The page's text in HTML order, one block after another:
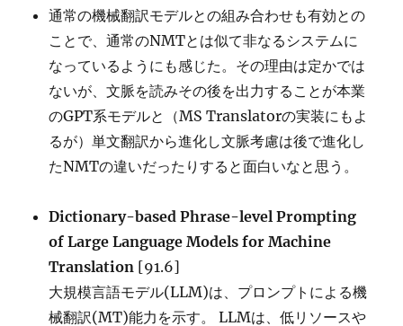
通常の機械翻訳モデルとの組み合わせも有効との
ことで、通常のNMTとは似て非なるシステムに
なっているようにも感じた。その理由は定かでは
ないが、文脈を読みその後を出力することが本業
のGPT系モデルと（MS Translatorの実装にもよ
るが）単文翻訳から進化し文脈考慮は後で進化し
たNMTの違いだったりすると面白いなと思う。
Dictionary-based Phrase-level Prompting
of Large Language Models for Machine
Translation [91.6]
大規模言語モデル(LLM)は、プロンプトによる機
械翻訳(MT)能力を示す。 LLMは、低リソースや